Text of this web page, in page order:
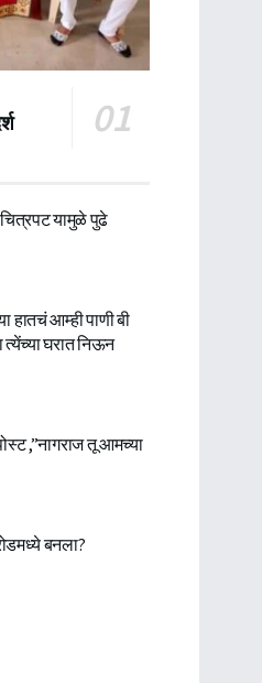
चित्रपट यामुळे पुढे
हातचं आम्ही पाणी बी
त्येंच्या घरात निऊन
,”नागराज तू आमच्या
बनला?